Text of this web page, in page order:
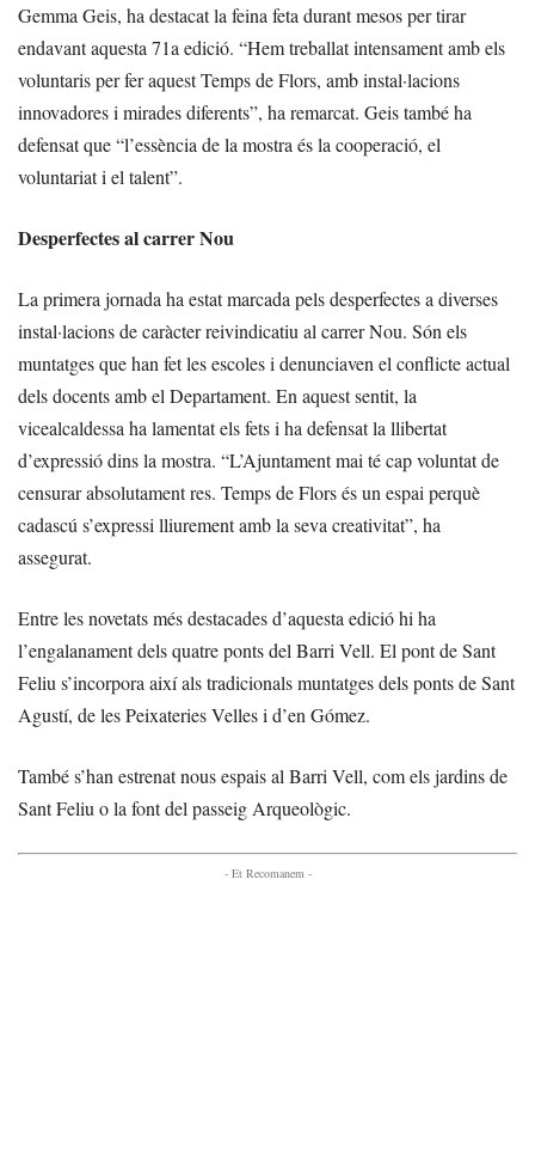
Gemma Geis, ha destacat la feina feta durant mesos per tirar
endavant aquesta 71a edició. “Hem treballat intensament amb els
voluntaris per fer aquest Temps de Flors, amb instal·lacions
innovadores i mirades diferents”, ha remarcat. Geis també ha
defensat que “l’essència de la mostra és la cooperació, el
voluntariat i el talent”.
Desperfectes al carrer Nou
La primera jornada ha estat marcada pels desperfectes a diverses
instal·lacions de caràcter reivindicatiu al carrer Nou. Són els
muntatges que han fet les escoles i denunciaven el conflicte actual
dels docents amb el Departament. En aquest sentit, la
vicealcaldessa ha lamentat els fets i ha defensat la llibertat
d’expressió dins la mostra. “L’Ajuntament mai té cap voluntat de
censurar absolutament res. Temps de Flors és un espai perquè
cadascú s’expressi lliurement amb la seva creativitat”, ha
assegurat.
Entre les novetats més destacades d’aquesta edició hi ha
l’engalanament dels quatre ponts del Barri Vell. El pont de Sant
Feliu s’incorpora així als tradicionals muntatges dels ponts de Sant
Agustí, de les Peixateries Velles i d’en Gómez.
També s’han estrenat nous espais al Barri Vell, com els jardins de
Sant Feliu o la font del passeig Arqueològic.
- Et Recomanem -